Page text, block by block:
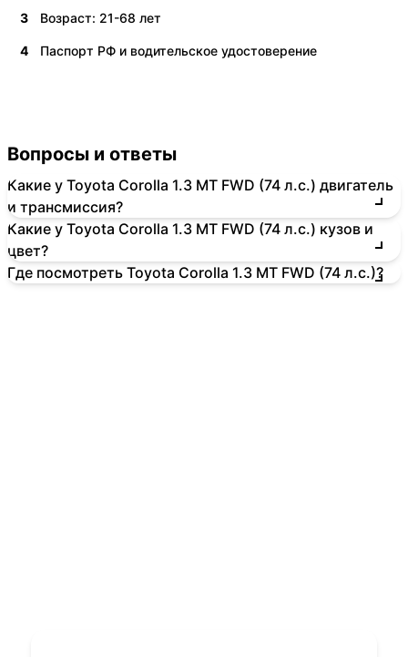
3 Возраст: 21-68 лет
4 Паспорт РФ и водительское удостоверение
Вопросы и ответы
Какие у Toyota Corolla 1.3 MT FWD (74 л.с.) двигатель
и трансмиссия?
Какие у Toyota Corolla 1.3 MT FWD (74 л.с.) кузов и
цвет?
Где посмотреть Toyota Corolla 1.3 MT FWD (74 л.с.)?